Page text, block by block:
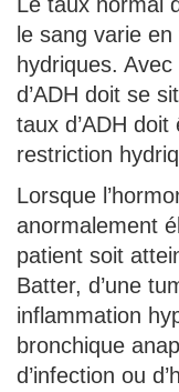
Le taux normal
le sang varie
hydriques.
d’ADH doit se
taux d’ADH
restriction
Lorsque
anormalement
patient soit
Batter, d’une
inflammation
bronchique
d’infection ou